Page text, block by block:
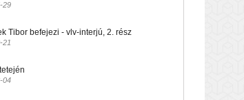
29
Tibor befejezi - vlv-interjú, 2. rész
21
04